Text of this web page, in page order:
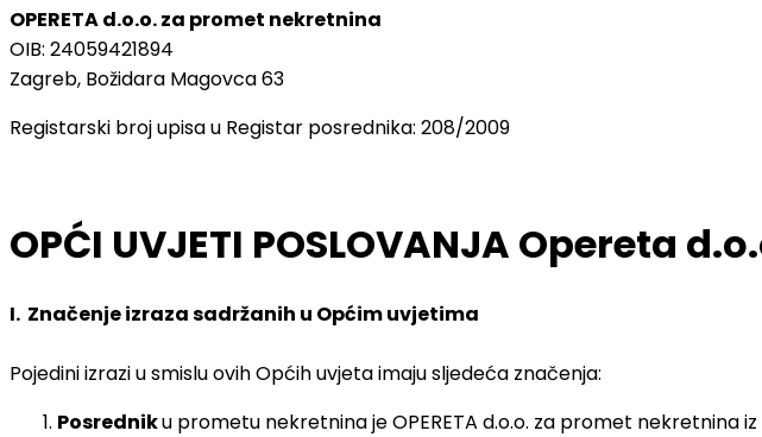
OPERETA d.o.o. za promet nekretnina
OIB: 24059421894
Zagreb, Božidara Magovca 63
Registarski broj upisa u Registar posrednika: 208/2009
OPĆI UVJETI POSLOVANJA Opereta
I. Značenje izraza sadržanih u Općim uvjetima
Pojedini izrazi u smislu ovih Općih uvjeta imaju sljedeća značenja:
Posredniku prometu nekretnina je OPERETA d.o.o. za promet nekretnina